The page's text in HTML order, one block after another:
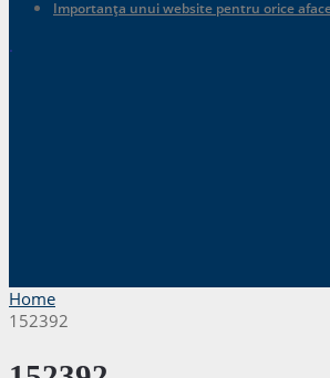
Importanța unui website pentru orice
.
Home
152392